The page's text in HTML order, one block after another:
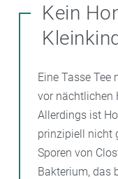
Kein
Eine Tasse Tee
vor nächtlichen
Allerdings ist
prinzipiell nicht
Sporen von
Bakterium, das